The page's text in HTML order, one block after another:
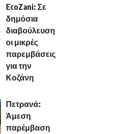
EcoZani: Σε
δημόσια
διαβούλευση
οι μικρές
παρεμβάσεις
για την
Κοζάνη
Πετρανά:
Άμεση
παρέμβαση